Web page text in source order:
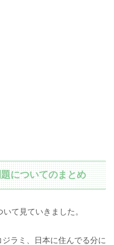
についてのまとめ
て見ていきました。
ラミ、日本に住んでる分に